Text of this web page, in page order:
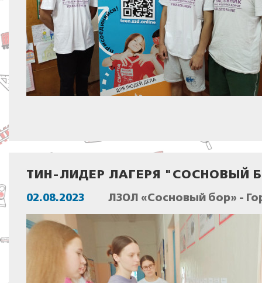
ТИН-ЛИДЕР ЛАГЕРЯ "СОСНОВЫЙ
02.08.2023 ЛЗОЛ «Сосновый бор» -